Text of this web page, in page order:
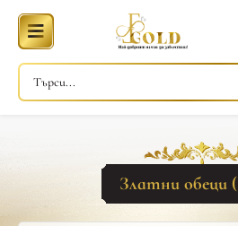
Златни обеци